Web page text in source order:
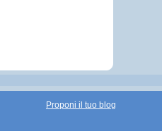
Proponi il tuo blog